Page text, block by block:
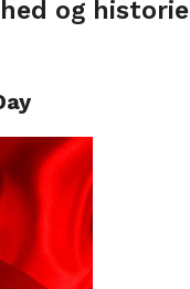
og historie